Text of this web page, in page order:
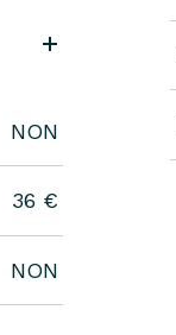
NON
36 €
NON